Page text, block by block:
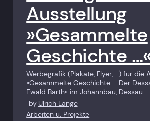
Ausstellung
»Gesammelte
Geschichte …«
Werbegrafik (Plakate, Flyer, …) für die
»Gesammelte Geschichte – Der
Ewald Barth« im Johannbau, Dessau.
by Ulrich Lange
Arbeiten u. Projekte